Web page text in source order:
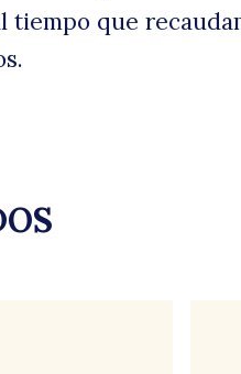
tiempo que